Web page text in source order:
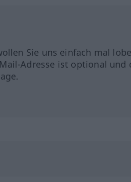
Sie uns einfach mal
Adresse ist optional und